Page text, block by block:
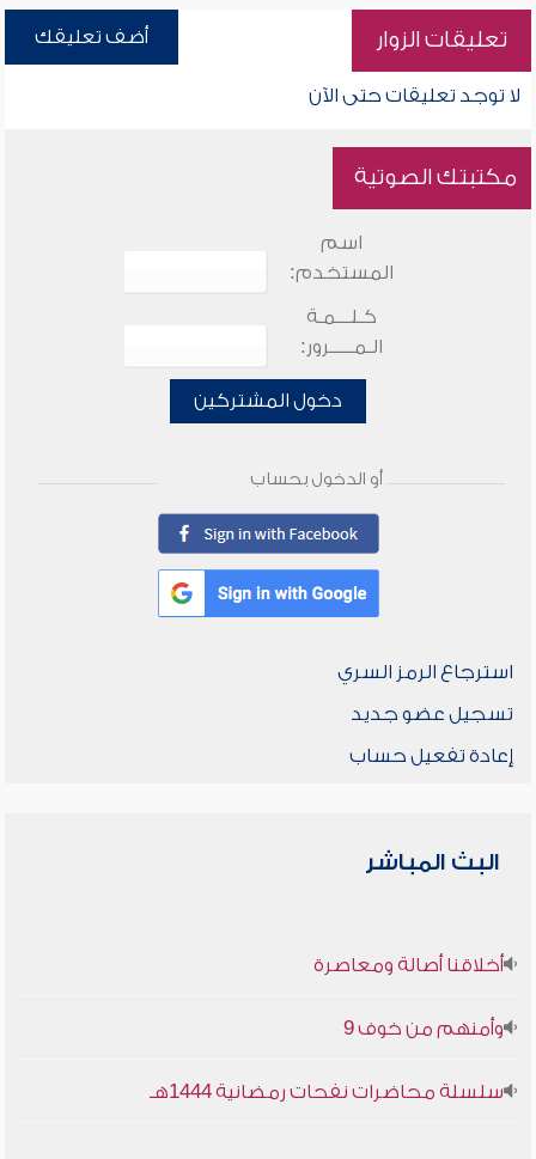
تعليقات الزوار أضف تعليقك
لا توجد تعليقات حتى الآن
مكتبتك الصوتية
اسم
المستخدم:
كـلـــمـة
الـمـــــرور:
دخول المشتركين
أو الدخول بحساب
استرجاع الرمز السري
تسجيل عضو جديد
إعادة تفعيل حساب
البث المباشر
أخلاقنا أصالة ومعاصرة
وأمنهم من خوف 9
سلسلة محاضرات نفحات رمضانية 1444هـ